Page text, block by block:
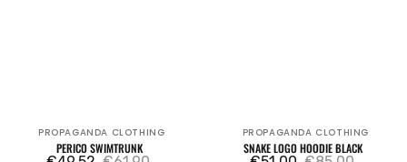
Verkäufer:
PROPAGANDA CLOTHING
PERICO SWIMTRUNK
Verkäufer:
PROPAGANDA CLOTHING
SNAKE LOGO HOODIE BLACK